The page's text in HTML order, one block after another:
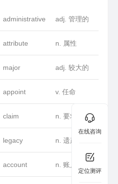
administrative adj. 管理的
attribute n. 属性
major adj. 较大的
appoint v. 任命
claim n. 要求
legacy n. 遗产
account n. 账户
在线咨询
定位测评